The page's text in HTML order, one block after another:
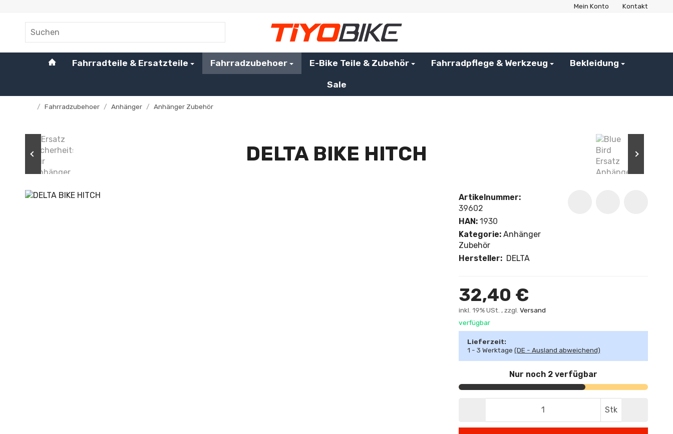
Mein Konto Kontakt
#custom.linkHome#
Fahrradteile & Ersatzteile Fahrradzubehoer E-Bike Teile & Zubehör Fahrradpflege & Werkzeug Bekleidung
Sale
/ Fahrradzubehoer / Anhänger / Anhänger Zubehör
DELTA BIKE HITCH
Artikelnummer:
39602
HAN:1930
Kategorie:Anhänger
Zubehör
Hersteller: DELTA
32,40 €
inkl. 19% USt. , zzgl.Versand
verfügbar
Lieferzeit:
1 - 3 Werktage(DE - Ausland abweichend)
Nur noch 2 verfügbar
Stk